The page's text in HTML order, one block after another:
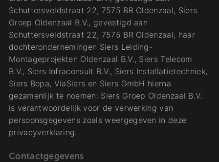
Schuttersveldstraat 22, 7575 BR Oldenzaal, Siers
Groep Oldenzaal B.V., gevestigd aan
Schuttersveldstraat 22, 7575 BR Oldenzaal, haar
dochterondernemingen Siers Leiding-
Montageprojekten Oldenzaal B.V., Siers Telecom
B.V., Siers Infraconsult B.V., Siers Installatietechniek,
Siers Bopa, ViaSiers en Siers GmbH hierna
gezamenlijk te noemen: Siers Groep Oldenzaal B.V.
is verantwoordelijk voor de verwerking van
persoonsgegevens zoals weergegeven in deze
privacyverklaring.
Contactgegevens